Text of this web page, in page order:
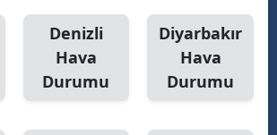
Denizli
Hava
Durumu
Diyarbakır
Hava
Durumu